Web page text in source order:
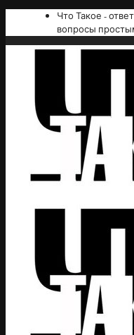
Что Такое -
вопросы